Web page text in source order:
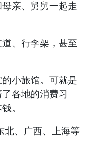
亲、舅舅一起走
、行李架，甚至
小旅馆。可就是
各地的消费习
。
北、广西、上海等